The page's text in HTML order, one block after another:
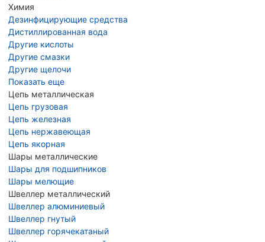
Химия
Дезинфицирующие средства
Дистиллированная вода
Другие кислоты
Другие смазки
Другие щелочи
Показать еще
Цепь металлическая
Цепь грузовая
Цепь железная
Цепь нержавеющая
Цепь якорная
Шары металлические
Шары для подшипников
Шары мелющие
Швеллер металлический
Швеллер алюминиевый
Швеллер гнутый
Швеллер горячекатаный